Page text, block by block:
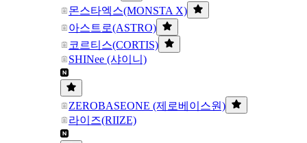
몬스타엑스(MONSTA X)
아스트로(ASTRO)
코르티스(CORTIS)
SHINee (샤이니)
ZEROBASEONE (제로베이스원)
라이즈(RIIZE)